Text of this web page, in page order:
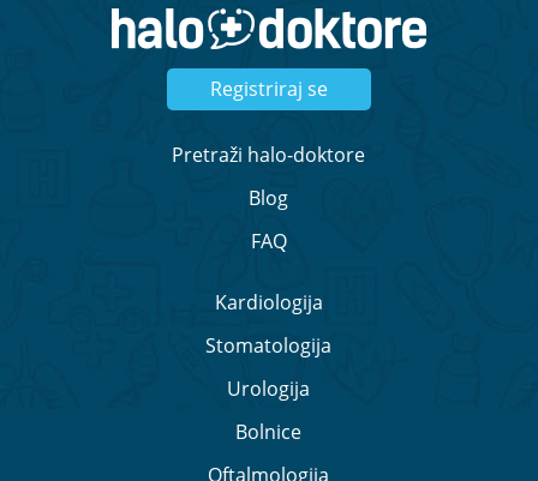
Registriraj se
Pretraži halo-doktore
Blog
FAQ
Kardiologija
Stomatologija
Urologija
Bolnice
Oftalmologija